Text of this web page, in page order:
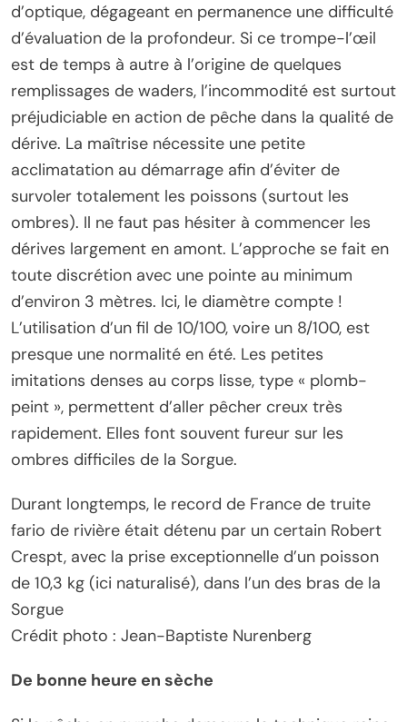
d’optique, dégageant en permanence une difficulté
d’évaluation de la profondeur. Si ce trompe-l’œil
est de temps à autre à l’origine de quelques
remplissages de waders, l’incommodité est surtout
préjudiciable en action de pêche dans la qualité de
dérive. La maîtrise nécessite une petite
acclimatation au démarrage afin d’éviter de
survoler totalement les poissons (surtout les
ombres). Il ne faut pas hésiter à commencer les
dérives largement en amont. L’approche se fait en
toute discrétion avec une pointe au minimum
d’environ 3 mètres. Ici, le diamètre compte !
L’utilisation d’un fil de 10/100, voire un 8/100, est
presque une normalité en été. Les petites
imitations denses au corps lisse, type « plomb-
peint », permettent d’aller pêcher creux très
rapidement. Elles font souvent fureur sur les
ombres difficiles de la Sorgue.
Durant longtemps, le record de France de truite
fario de rivière était détenu par un certain Robert
Crespt, avec la prise exceptionnelle d’un poisson
de 10,3 kg (ici naturalisé), dans l’un des bras de la
Sorgue
Crédit photo : Jean-Baptiste Nurenberg
De bonne heure en sèche